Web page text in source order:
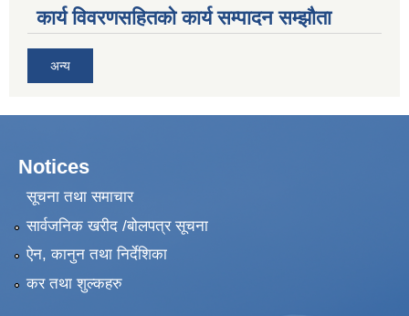
कार्य विवरणसहितको कार्य सम्पादन सम्झौता
अन्य
Notices
सूचना तथा समाचार
सार्वजनिक खरीद /बोलपत्र सूचना
ऐन, कानुन तथा निर्देशिका
कर तथा शुल्कहरु